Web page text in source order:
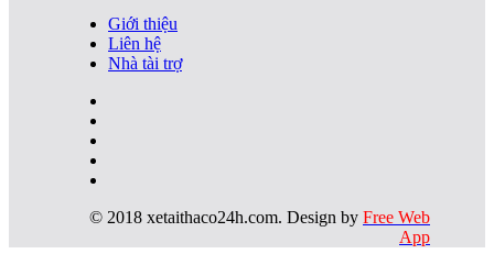
Giới thiệu
Liên hệ
Nhà tài trợ
© 2018 xetaithaco24h.com. Design by Free Web
App